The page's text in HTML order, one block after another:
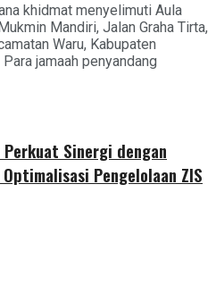
khidmat menyelimuti Aula
Mandiri, Jalan Graha Tirta,
Waru, Kabupaten
jamaah penyandang
Perkuat Sinergi dengan
Pengelolaan ZIS